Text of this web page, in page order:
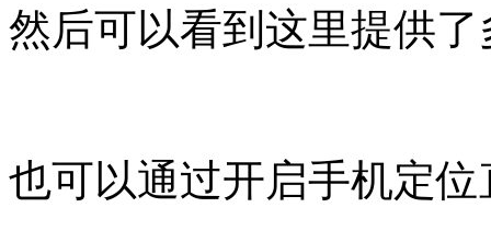
然后可以看到这里提供
也可以通过开启手机定